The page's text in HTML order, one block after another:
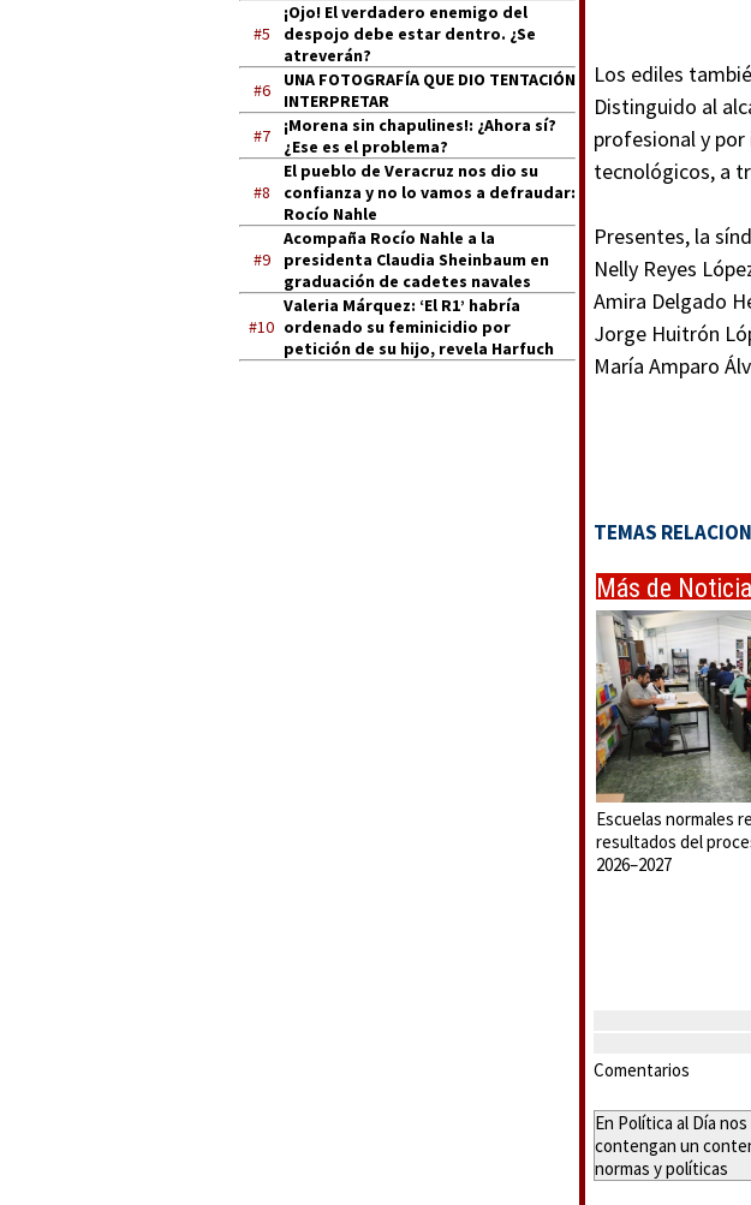
#5
¡Ojo! El verdadero enemigo del
despojo debe estar dentro. ¿Se
atreverán?
#6
UNA FOTOGRAFÍA QUE DIO TENTACIÓN
INTERPRETAR
#7
¡Morena sin chapulines!: ¿Ahora sí?
¿Ese es el problema?
#8
El pueblo de Veracruz nos dio su
confianza y no lo vamos a defraudar:
Rocío Nahle
#9
Acompaña Rocío Nahle a la
presidenta Claudia Sheinbaum en
graduación de cadetes navales
#10
Valeria Márquez: ‘El R1’ habría
ordenado su feminicidio por
petición de su hijo, revela Harfuch
Los ediles
Distinguido al
profesional y
tecnológicos, a
Presentes, la
Nelly Reyes
Amira Delgado
Jorge Huitrón
María Amparo
TEMAS
Más de
Escuelas normales
resultados del
2026–2027
Comentarios
En Política al Día
contengan un
normas y políticas